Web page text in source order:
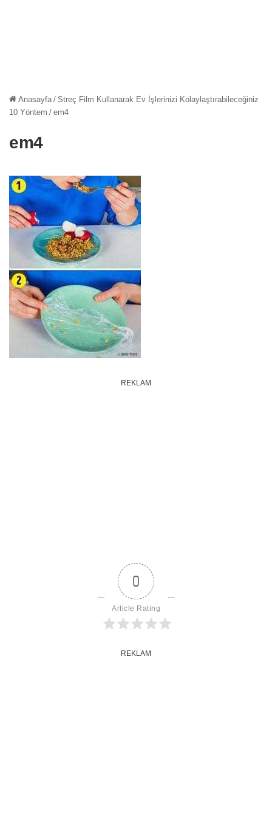
Anasayfa / Streç Film Kullanarak Ev İşlerinizi Kolaylaştırabileceğiniz
10 Yöntem / em4
em4
REKLAM
0
Article Rating
REKLAM